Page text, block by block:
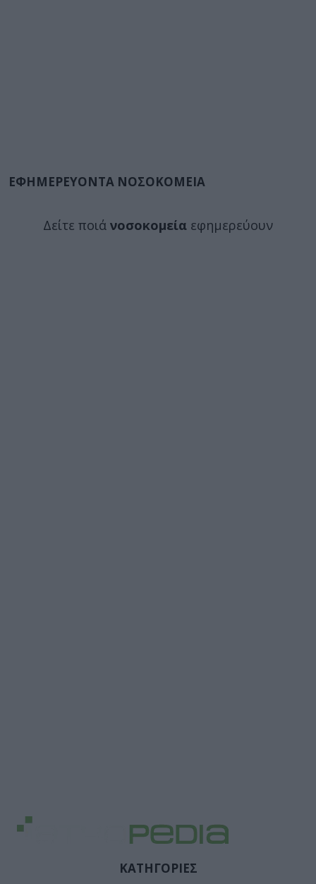
ΕΦΗΜΕΡΕΥΟΝΤΑ ΝΟΣΟΚΟΜΕΙΑ
Δείτε ποιά νοσοκομεία εφημερεύουν
ΚΑΤΗΓΟΡΙΕΣ